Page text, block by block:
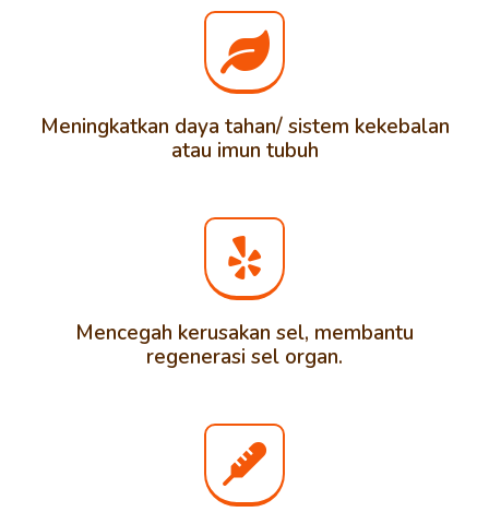
Meningkatkan daya tahan/ sistem kekebalan
atau imun tubuh
Mencegah kerusakan sel, membantu
regenerasi sel organ.